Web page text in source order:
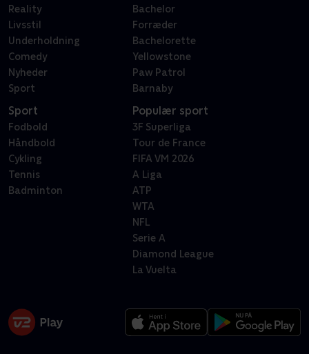
Reality
Livsstil
Underholdning
Comedy
Nyheder
Sport
Bachelor
Forræder
Bachelorette
Yellowstone
Paw Patrol
Barnaby
Sport
Fodbold
Håndbold
Cykling
Tennis
Badminton
Populær sport
3F Superliga
Tour de France
FIFA VM 2026
A Liga
ATP
WTA
NFL
Serie A
Diamond League
La Vuelta